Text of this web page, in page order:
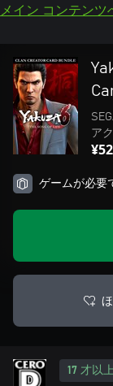
メイン コンテンツ
ア
ゲームが必要
17 才以